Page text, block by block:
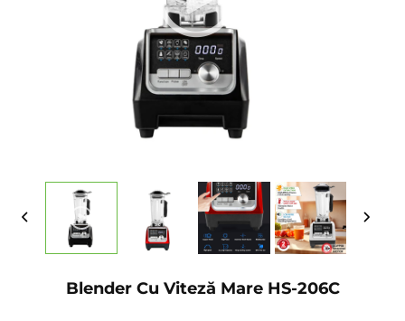
Blender Cu Viteză Mare HS-206C